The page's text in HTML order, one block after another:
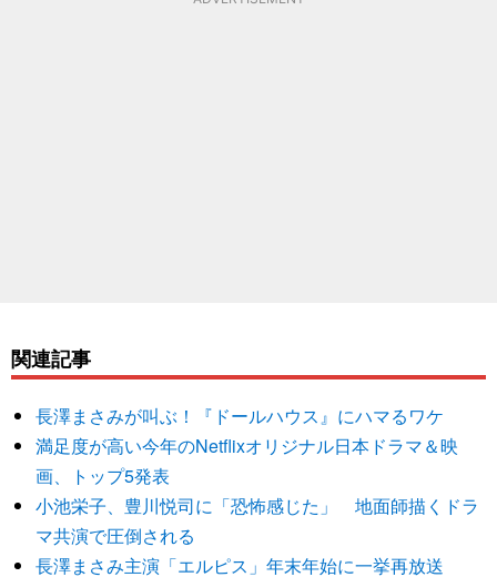
関連記事
長澤まさみが叫ぶ！『ドールハウス』にハマるワケ
満足度が高い今年のNetflixオリジナル日本ドラマ＆映
画、トップ5発表
小池栄子、豊川悦司に「恐怖感じた」 地面師描くドラ
マ共演で圧倒される
長澤まさみ主演「エルピス」年末年始に一挙再放送